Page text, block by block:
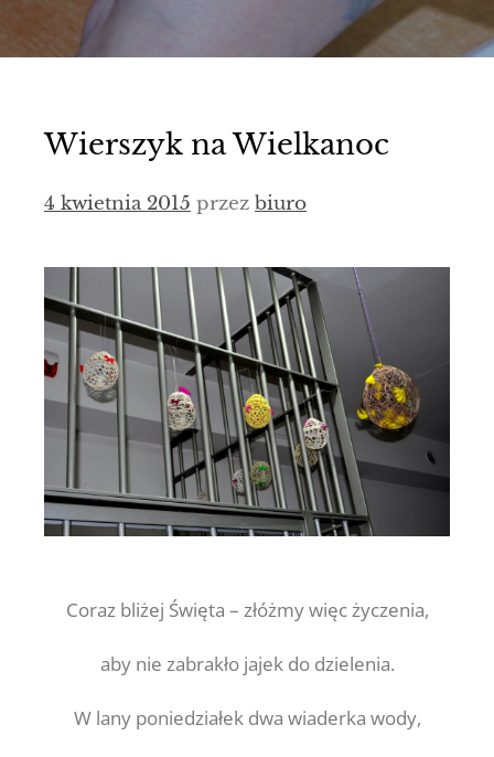
Wierszyk na Wielkanoc
4 kwietnia 2015 przez biuro
Coraz bliżej Święta – złóżmy więc życzenia,
aby nie zabrakło jajek do dzielenia.
W lany poniedziałek dwa wiaderka wody,